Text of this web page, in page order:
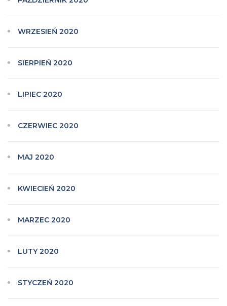
WRZESIEŃ 2020
SIERPIEŃ 2020
LIPIEC 2020
CZERWIEC 2020
MAJ 2020
KWIECIEŃ 2020
MARZEC 2020
LUTY 2020
STYCZEŃ 2020